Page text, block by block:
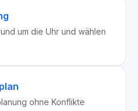
um die Uhr und wählen
ohne Konflikte